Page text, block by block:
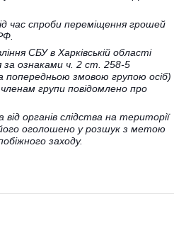
час спроби переміщення грошей
СБУ в Харківській області
за ознаками ч. 2 ст. 258-5
попередньою змовою групою осіб)
групи повідомлено про
органів слідства на території
його оголошено у розшук з метою
заходу.